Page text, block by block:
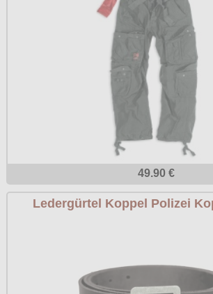
Poizen Industries
Queen of Darkness
Relco
Restyle
Rockabella
Sinister
Spin Doctor
Surplus
Warrior Clothing
Gothic Shop
Hot Rod
Punkrock
Rockabilly
Mods
49.90 €
Ledergürtel Koppel Polizei